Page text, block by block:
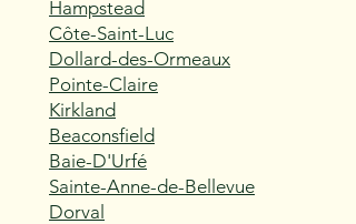
Hampstead
Côte-Saint-Luc
Dollard-des-Ormeaux
Pointe-Claire
Kirkland
Beaconsfield
Baie-D'Urfé
Sainte-Anne-de-Bellevue
Dorval